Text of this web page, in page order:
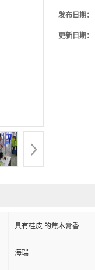
发布日期：
更新日期：
具有桂皮 的焦木膏香
海瑞